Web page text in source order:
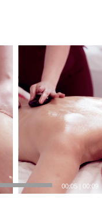
00:07 | 00:09